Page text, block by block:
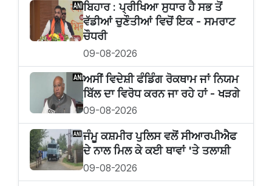
ਬਿਹਾਰ : ਪ੍ਰੀਖਿਆ ਸੁਧਾਰ ਹੈ ਸਭ ਤੋਂ
ਵੱਡੀਆਂ ਚੁਣੌਤੀਆਂ ਵਿਚੋਂ ਇਕ - ਸਮਰਾਟ
ਚੌਧਰੀ
09-08-2026
ਅਸੀਂ ਵਿਦੇਸ਼ੀ ਫੰਡਿੰਗ ਰੋਕਥਾਮ ਜਾਂ ਨਿਯਮ
ਬਿੱਲ ਦਾ ਵਿਰੋਧ ਕਰਨ ਜਾ ਰਹੇ ਹਾਂ - ਖੜਗੇ
09-08-2026
ਜੰਮੂ ਕਸ਼ਮੀਰ ਪੁਲਿਸ ਵਲੋਂ ਸੀਆਰਪੀਐਫ
ਦੇ ਨਾਲ ਮਿਲ ਕੇ ਕਈ ਥਾਵਾਂ 'ਤੇ ਤਲਾਸ਼ੀ
09-08-2026